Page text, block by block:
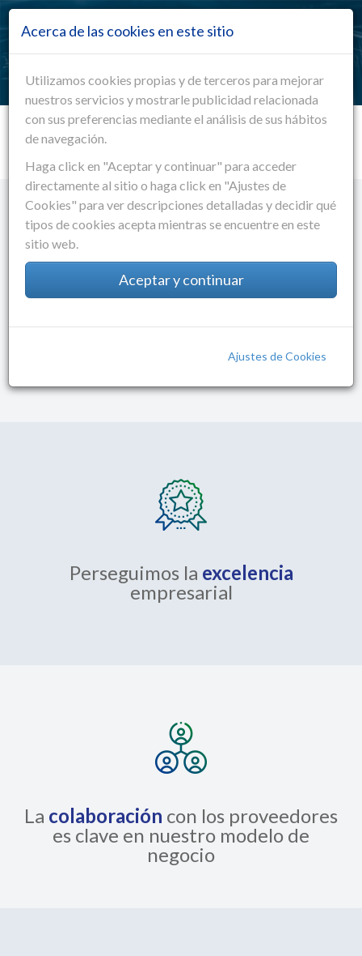
Acerca de las cookies en este sitio
Utilizamos cookies propias y de terceros para mejorar
nuestros servicios y mostrarle publicidad relacionada
con sus preferencias mediante el análisis de sus hábitos
de navegación.
Haga click en "Aceptar y continuar" para acceder
directamente al sitio o haga click en "Ajustes de
Cookies" para ver descripciones detalladas y decidir qué
tipos de cookies acepta mientras se encuentre en este
sitio web.
Aceptar y continuar
Ajustes de Cookies
Pasar al contenido principal
navigation
Elclientees el centro de nuestro
Perseguimos la excelencia
empresarial
La colaboración con los proveedores
es clave en nuestro modelo de
negocio